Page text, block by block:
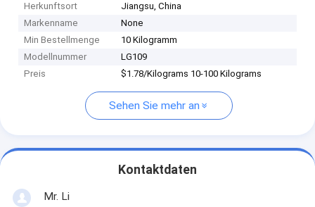
Herkunftsort
Jiangsu, China
Markenname
None
Min Bestellmenge
10 Kilogramm
Modellnummer
LG109
Preis
$1.78/Kilograms 10-100 Kilograms
Sehen Sie mehr an
Kontaktdaten
Mr. Li